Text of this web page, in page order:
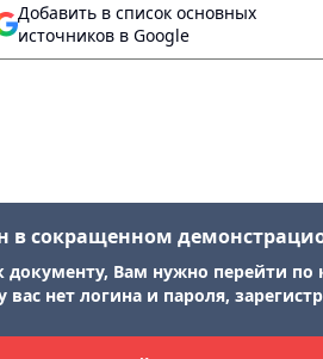
Добавить в список основных
источников в Google
в сокращенном
документу, Вам нужно перейти по
вас нет логина и пароля,